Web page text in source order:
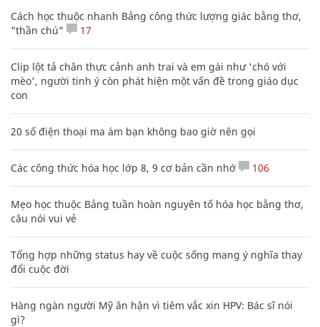
Cách học thuộc nhanh Bảng công thức lượng giác bằng thơ,
"thần chú"
17
Clip lột tả chân thực cảnh anh trai và em gái như 'chó với
mèo', người tinh ý còn phát hiện một vấn đề trong giáo dục
con
20 số điện thoại ma ám bạn không bao giờ nên gọi
Các công thức hóa học lớp 8, 9 cơ bản cần nhớ 106
Mẹo học thuộc Bảng tuần hoàn nguyên tố hóa học bằng thơ,
câu nói vui vẻ
Tổng hợp những status hay về cuộc sống mang ý nghĩa thay
đổi cuộc đời
Hàng ngàn người Mỹ ân hận vì tiêm vắc xin HPV: Bác sĩ nói
gì?